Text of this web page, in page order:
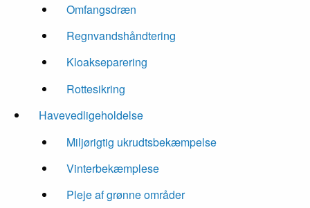
Omfangsdræn
Regnvandshåndtering
Kloakseparering
Rottesikring
Havevedligeholdelse
Miljørigtig ukrudtsbekæmpelse
Vinterbekæmplese
Pleje af grønne områder